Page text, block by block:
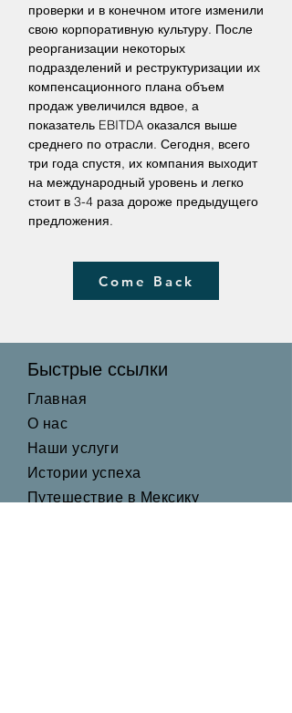
проверки и в конечном итоге изменили
свою корпоративную культуру. После
реорганизации некоторых
подразделений и реструктуризации их
компенсационного плана объем
продаж увеличился вдвое, а
показатель EBITDA оказался выше
среднего по отрасли. Сегодня, всего
три года спустя, их компания выходит
на международный уровень и легко
стоит в 3-4 раза дороже предыдущего
предложения.
Come Back
Быстрые ссылки
Главная
О нас
Наши услуги
Истории успеха
Путешествие в Мексику